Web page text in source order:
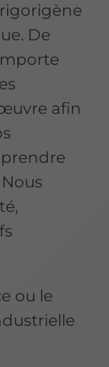
De
afin
ou le